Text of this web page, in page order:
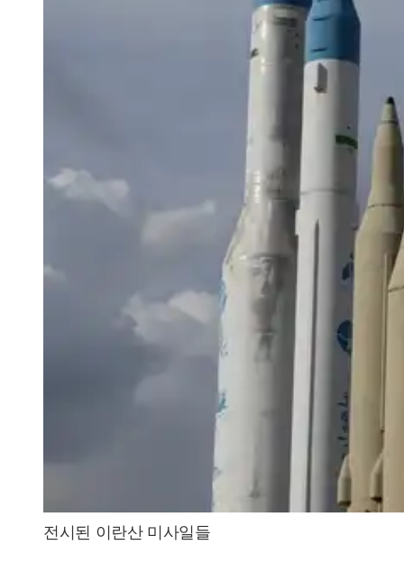
전시된 이란산 미사일들